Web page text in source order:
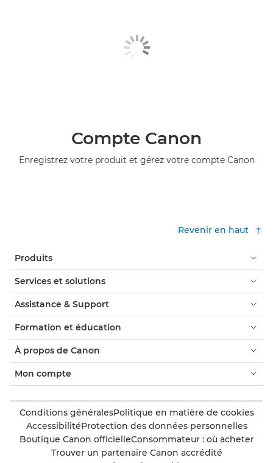
Compte Canon
Enregistrez votre produit et gérez votre compte Canon
Revenir en haut
Produits
Services et solutions
Assistance & Support
Formation et éducation
À propos de Canon
Mon compte
Conditions généralesPolitique en matière de cookies
AccessibilitéProtection des données personnelles
Boutique Canon officielleConsommateur : où acheter
Trouver un partenaire Canon accrédité